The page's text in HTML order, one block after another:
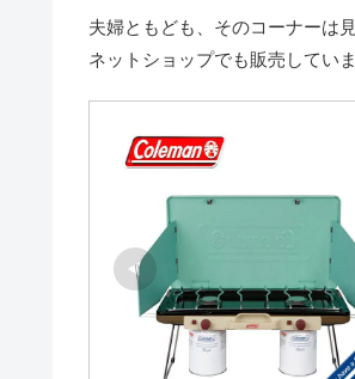
夫婦ともども、そのコーナーは
ネットショップでも販売していま